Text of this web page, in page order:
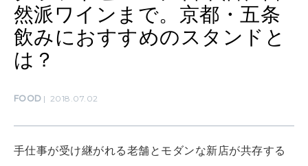
MAMA
わたしができること
然派ワインまで。京都・五条
飲みにおすすめのスタンドと
は？
FOOD 2018.07.02
手仕事が受け継がれる老舗とモダンな新店が共存する